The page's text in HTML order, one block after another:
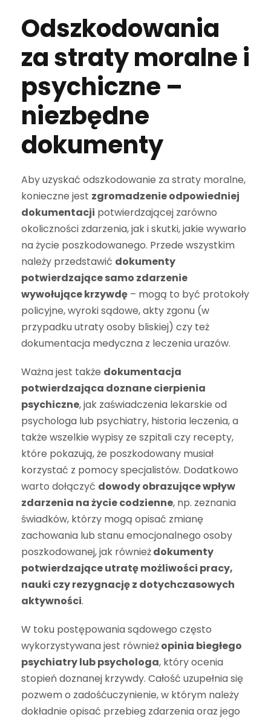
Odszkodowania
za straty moralne i
psychiczne –
niezbędne
dokumenty
Aby uzyskać odszkodowanie za straty moralne,
konieczne jest zgromadzenie odpowiedniej
dokumentacji potwierdzającej zarówno
okoliczności zdarzenia, jak i skutki, jakie wywarło
na życie poszkodowanego. Przede wszystkim
należy przedstawić dokumenty
potwierdzające samo zdarzenie
wywołujące krzywdę – mogą to być protokoły
policyjne, wyroki sądowe, akty zgonu (w
przypadku utraty osoby bliskiej) czy też
dokumentacja medyczna z leczenia urazów.
Ważna jest także dokumentacja
potwierdzająca doznane cierpienia
psychiczne, jak zaświadczenia lekarskie od
psychologa lub psychiatry, historia leczenia, a
także wszelkie wypisy ze szpitali czy recepty,
które pokazują, że poszkodowany musiał
korzystać z pomocy specjalistów. Dodatkowo
warto dołączyć dowody obrazujące wpływ
zdarzenia na życie codzienne, np. zeznania
świadków, którzy mogą opisać zmianę
zachowania lub stanu emocjonalnego osoby
poszkodowanej, jak równieżdokumenty
potwierdzające utratę możliwości pracy,
nauki czy rezygnację z dotychczasowych
aktywności.
W toku postępowania sądowego często
wykorzystywana jest równieżopinia biegłego
psychiatry lub psychologa, który ocenia
stopień doznanej krzywdy. Całość uzupełnia się
pozwem o zadośćuczynienie, w którym należy
dokładnie opisać przebieg zdarzenia oraz jego